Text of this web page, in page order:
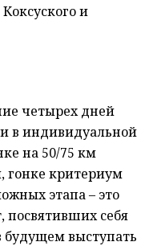
и
четырех дней
в индивидуальной
на 50/75 км
гонке критериум
этапа – это
посвятивших себя
выступать